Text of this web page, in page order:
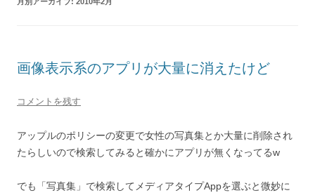
画像表示系のアプリが大量に消えたけど
コメントを残す
アップルのポリシーの変更で女性の写真集とか大量に削除され
たらしいので検索してみると確かにアプリが無くなってるw
でも「写真集」で検索してメディアタイプAppを選ぶと微妙に